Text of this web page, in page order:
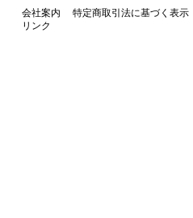
会社案内 特定商取引法に基づく表示
リンク